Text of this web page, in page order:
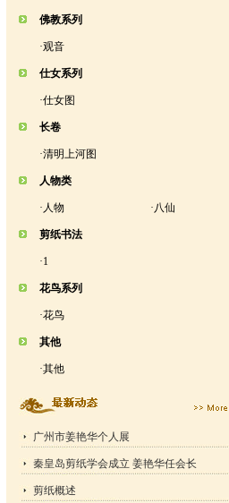
佛教系列
·观音
仕女系列
·仕女图
长卷
·清明上河图
人物类
· 人物 ·八仙
剪纸书法
·1
花鸟系列
·花鸟
其他
·其他
广州市姜艳华个人展
秦皇岛剪纸学会成立 姜艳华任会长
剪纸概述